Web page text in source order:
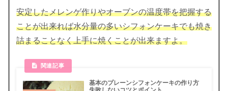
安定したメレンゲ作りやオーブンの温度帯を把握する
ことが出来れば水分量の多いシフォンケーキでも焼き
詰まることなく上手に焼くことが出来ますよ。
基本のプレーンシフォンケーキの作り方